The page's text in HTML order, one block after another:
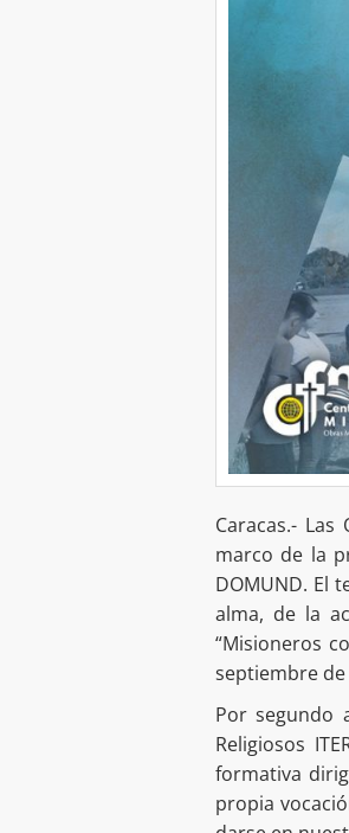
Caracas.-
marco de la
DOMUND. El
alma, de la
“Misioneros
septiembre de
Por segundo
Religiosos
formativa
propia